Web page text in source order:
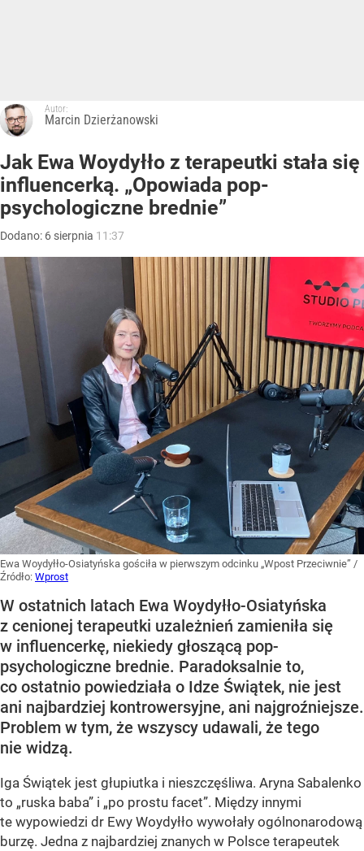
Autor:
Marcin Dzierżanowski
Jak Ewa Woydyłło z terapeutki stała się
influencerką. „Opowiada pop-
psychologiczne brednie”
Dodano: 6 sierpnia 11:37
Ewa Woydyłło-Osiatyńska gościła w pierwszym odcinku „Wpost Przeciwnie” /
Źródło: Wprost
W ostatnich latach Ewa Woydyłło-Osiatyńska
z cenionej terapeutki uzależnień zamieniła się
w influencerkę, niekiedy głoszącą pop-
psychologiczne brednie. Paradoksalnie to,
co ostatnio powiedziała o Idze Świątek, nie jest
ani najbardziej kontrowersyjne, ani najgroźniejsze.
Problem w tym, że wszyscy udawali, że tego
nie widzą.
Iga Świątek jest głupiutka i nieszczęśliwa. Aryna Sabalenko
to „ruska baba” i „po prostu facet”. Między innymi
te wypowiedzi dr Ewy Woydyłło wywołały ogólnonarodową
burzę. Jedna z najbardziej znanych w Polsce terapeutek